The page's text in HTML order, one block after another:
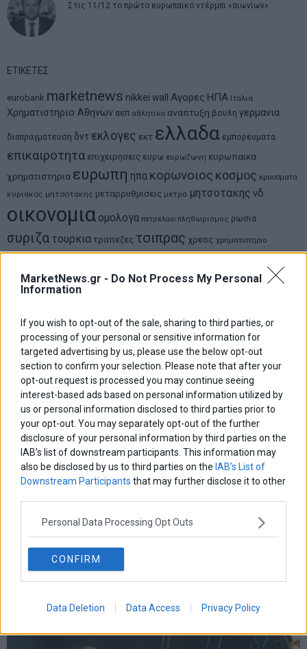
MarketNews.gr - Do Not Process My Personal
Information
If you wish to opt-out of the sale, sharing to third parties, or
processing of your personal or sensitive information for
targeted advertising by us, please use the below opt-out
section to confirm your selection. Please note that after your
opt-out request is processed you may continue seeing
interest-based ads based on personal information utilized by
us or personal information disclosed to third parties prior to
your opt-out. You may separately opt-out of the further
disclosure of your personal information by third parties on the
IAB’s list of downstream participants. This information may
also be disclosed by us to third parties on the IAB’s List of
Downstream Participants that may further disclose it to other
Personal Data Processing Opt Outs
CONFIRM
Data Deletion Data Access Privacy Policy
Στις 11/12 το πρώτο ευρωπαϊκό ντέρμπι «αιωνίων»
ΕΤΙΚΕΤΕΣ
eurobank marketnews nikkei wall Αγορες ΗΠΑ Ιταλια
Χρηματιστηριο Αθηνων αεπ αθλητικα αναπτυξη βουλη γερμανια
διαπραγματευση δντ εκλογες εκτ ελλαδα εμπορευματα
επικαιροτητα επιχειρησεις ευρω ευρωζωνη ευρωπαικα
χρηματιστηρια ευρωπη ηπα κορωνοιος κοσμος κρουσματα
κυριακος μητσοτακης μεταρρυθμισεις μετρα μητσοτακης νδ
οικονομια ομολογα πετρελαιο πληθωρισμος ρωσια
συριζα τουρκια τραπεζες τσιπρας χρεος χρηματιστηριο
LATEST FROM BLOG
Τρόφιμα σε τροχιά νέων ανατιμήσεων: Ο δείκτης FAO σε
υψηλό τριετίας